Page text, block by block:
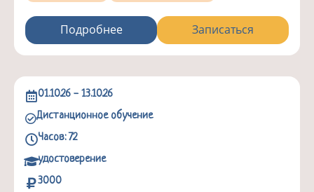
Подробнее Записаться
01.10.26 - 13.10.26
Дистанционное обучение
Часов: 72
удостоверение
3000